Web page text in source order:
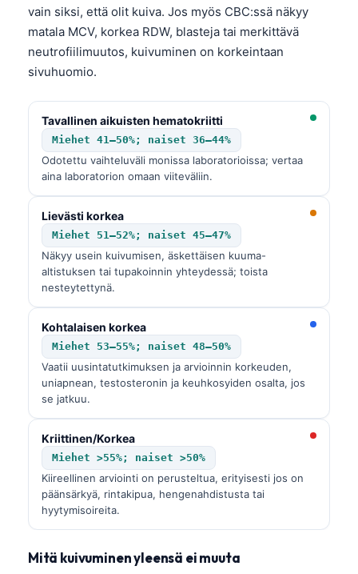
vain siksi, että olit kuiva. Jos myös CBC:ssä näkyy
matala MCV, korkea RDW, blasteja tai merkittävä
neutrofiilimuutos, kuivuminen on korkeintaan
sivuhuomio.
Tavallinen aikuisten hematokriitti
Miehet 41–50%; naiset 36–44%
Odotettu vaihteluväli monissa laboratorioissa; vertaa
aina laboratorion omaan viiteväliin.
Lievästi korkea
Miehet 51–52%; naiset 45–47%
Näkyy usein kuivumisen, äskettäisen kuuma-
altistuksen tai tupakoinnin yhteydessä; toista
nesteytettynä.
Kohtalaisen korkea
Miehet 53–55%; naiset 48–50%
Vaatii uusintatutkimuksen ja arvioinnin korkeuden,
uniapnean, testosteronin ja keuhkosyiden osalta, jos
se jatkuu.
Kriittinen/Korkea
Miehet >55%; naiset >50%
Kiireellinen arviointi on perusteltua, erityisesti jos on
päänsärkyä, rintakipua, hengenahdistusta tai
hyytymisoireita.
Mitä kuivuminen yleensä ei muuta